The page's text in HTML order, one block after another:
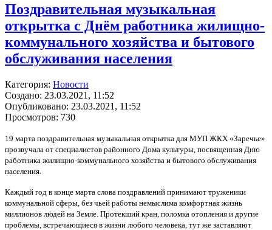
Поздравительная музыкальная
открытка с Днём работника жилищно-
коммунального хозяйства и бытового
обслуживания населения
Категория: Новости
Создано: 23.03.2021, 11:52
Опубликовано: 23.03.2021, 11:52
Просмотров: 730
19 марта поздравительная музыкальная открытка для МУП ЖКХ «Заречье»
прозвучала от специалистов районного Дома культуры, посвященная Дню
работника жилищно-коммунального хозяйства и бытового обслуживания
населения.
Каждый год в конце марта слова поздравлений принимают труженики
коммунальной сферы, без чьей работы немыслима комфортная жизнь
миллионов людей на Земле. Протекший кран, поломка отопления и другие
проблемы, встречающиеся в жизни любого человека, тут же заставляют